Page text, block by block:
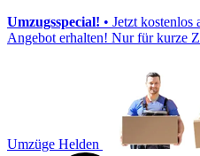
Umzugsspecial! • Jetzt
Angebot erhalten! Nur für kurze
Umzüge Helden